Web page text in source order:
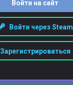
Войти на сайт
Войти через Steam
Зарегистрироваться